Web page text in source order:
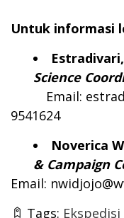
Untuk informasi
Estradivari,
Science
Email:
9541624
Noverica
& Campaign
Email:
Tags: Ekspedisi